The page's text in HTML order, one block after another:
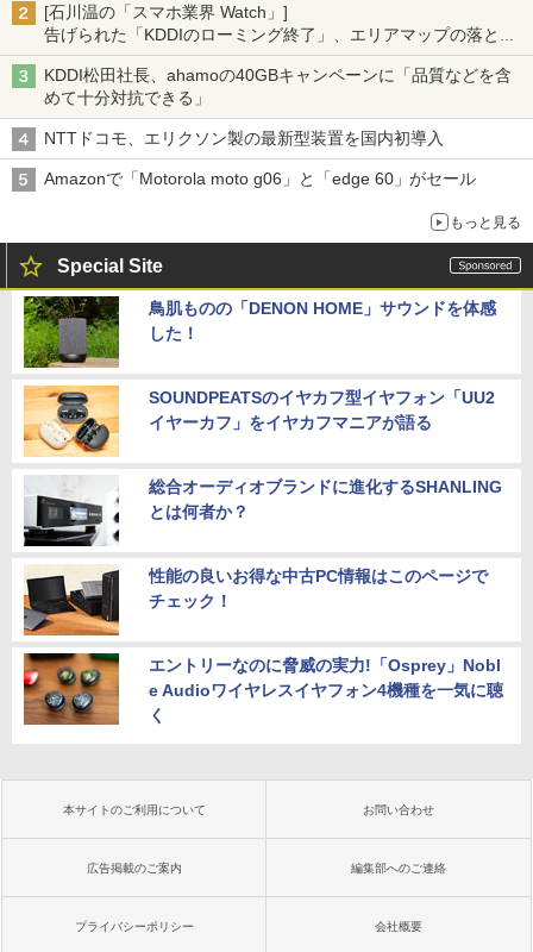
[石川温の「スマホ業界 Watch」]
告げられた「KDDIのローミング終了」、エリアマップの落とし
穴と楽天モバイルの課題
KDDI松田社長、ahamoの40GBキャンペーンに「品質などを含
めて十分対抗できる」
NTTドコモ、エリクソン製の最新型装置を国内初導入
Amazonで「Motorola moto g06」と「edge 60」がセール
もっと見る
Special Site
鳥肌ものの「DENON HOME」サウンドを体感
した！
SOUNDPEATSのイヤカフ型イヤフォン「UU2
イヤーカフ」をイヤカフマニアが語る
総合オーディオブランドに進化するSHANLING
とは何者か？
性能の良いお得な中古PC情報はこのページで
チェック！
エントリーなのに脅威の実力!「Osprey」Nobl
e Audioワイヤレスイヤフォン4機種を一気に聴
く
本サイトのご利用について お問い合わせ
広告掲載のご案内 編集部へのご連絡
プライバシーポリシー 会社概要